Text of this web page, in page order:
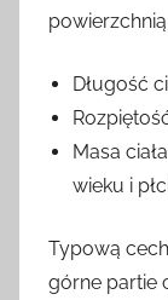
Długość
Masa
wieku i
Typową
górne partie